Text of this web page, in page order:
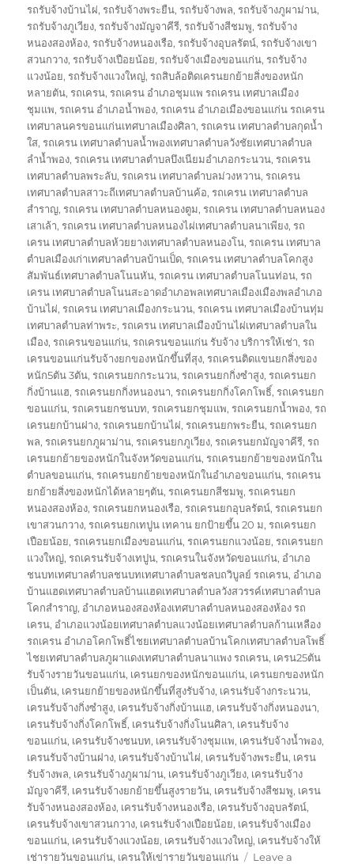
รถรับจ้างบ้านไผ่,รถรับจ้างพระยืน,รถรับจ้างพล,รถรับจ้างภูผาม่าน,
รถรับจ้างภูเวียง,รถรับจ้างมัญจาคีรี,รถรับจ้างสีชมพู,รถรับจ้าง
หนองสองห้อง,รถรับจ้างหนองเรือ,รถรับจ้างอุบลรัตน์,รถรับจ้างเขา
สวนกวาง,รถรับจ้างเปือยน้อย,รถรับจ้างเมืองขอนแก่น,รถรับจ้าง
แวงน้อย,รถรับจ้างแวงใหญ่,รถสิบล้อติดเครนยกย้ายสิ่งของหนัก
หลายตัน,รถเครน,รถเครน อำเภอชุมแพ รถเครน เทศบาลเมือง
ชุมแพ,รถเครน อำเภอน้ำพอง,รถเครน อำเภอเมืองขอนแก่น รถเครน
เทศบาลนครขอนแก่นเทศบาลเมืองศิลา,รถเครน เทศบาลตำบลกุดน้ำ
ใส,รถเครน เทศบาลตำบลน้ำพองเทศบาลตำบลวังชัยเทศบาลตำบล
ลำน้ำพอง,รถเครน เทศบาลตำบลบึงเนียมอำเภอกระนวน,รถเครน
เทศบาลตำบลพระลับ,รถเครน เทศบาลตำบลม่วงหวาน,รถเครน
เทศบาลตำบลสาวะถีเทศบาลตำบลบ้านค้อ,รถเครน เทศบาลตำบล
สำราญ,รถเครน เทศบาลตำบลหนองตูม,รถเครน เทศบาลตำบลหนอง
เสาเล้า,รถเครน เทศบาลตำบลหนองไผ่เทศบาลตำบลนาเพียง,รถ
เครน เทศบาลตำบลห้วยยางเทศบาลตำบลหนองโน,รถเครน เทศบาล
ตำบลเมืองเก่าเทศบาลตำบลบ้านเป็ด,รถเครน เทศบาลตำบลโคกสูง
สัมพันธ์เทศบาลตำบลโนนหัน,รถเครน เทศบาลตำบลโนนท่อน,รถ
เครน เทศบาลตำบลโนนสะอาดอำเภอพลเทศบาลเมืองเมืองพลอำเภอ
บ้านไผ่,รถเครน เทศบาลเมืองกระนวน,รถเครน เทศบาลเมืองบ้านทุ่ม
เทศบาลตำบลท่าพระ,รถเครน เทศบาลเมืองบ้านไผ่เทศบาลตำบลใน
เมือง,รถเครนขอนแก่น,รถเครนขอนแก่น รับจ้าง บริการให้เช่า,รถ
เครนขอนแก่นรับจ้างยกของหนักขึ้นที่สุง,รถเครนติดแขนยกสิ่งของ
หนัก5ตัน 3ตัน,รถเครนยกกระนวน,รถเครนยกกิ่งซำสูง,รถเครนยก
กิ่งบ้านแฮ,รถเครนยกกิ่งหนองนา,รถเครนยกกิ่งโคกโพธิ์,รถเครนยก
ขอนแก่น,รถเครนยกชนบท,รถเครนยกชุมแพ,รถเครนยกน้ำพอง,รถ
เครนยกบ้านฝาง,รถเครนยกบ้านไผ่,รถเครนยกพระยืน,รถเครนยก
พล,รถเครนยกภูผาม่าน,รถเครนยกภูเวียง,รถเครนยกมัญจาคีรี,รถ
เครนยกย้ายของหนักในจังหวัดขอนแก่น,รถเครนยกย้ายของหนักใน
ตำบลขอนแก่น,รถเครนยกย้ายของหนักในอำเภอขอนแก่น,รถเครน
ยกย้ายสิ่งของหนักได้หลายๆตัน,รถเครนยกสีชมพู,รถเครนยก
หนองสองห้อง,รถเครนยกหนองเรือ,รถเครนยกอุบลรัตน์,รถเครนยก
เขาสวนกวาง,รถเครนยกเทปูน เทคาน ยกป้ายขึ้น 20 ม,รถเครนยก
เปือยน้อย,รถเครนยกเมืองขอนแก่น,รถเครนยกแวงน้อย,รถเครนยก
แวงใหญ่,รถเครนรับจ้างเทปูน,รถเครนในจังหวัดขอนแก่น, อำเภอ
ชนบทเทศบาลตำบลชนบทเทศบาลตำบลชลบถวิบูลย์ รถเครน, อำเภอ
บ้านแฮดเทศบาลตำบลบ้านแฮดเทศบาลตำบลวังสวรรค์เทศบาลตำบล
โคกสำราญ, อำเภอหนองสองห้องเทศบาลตำบลหนองสองห้อง รถ
เครน, อำเภอแวงน้อยเทศบาลตำบลแวงน้อยเทศบาลตำบลก้านเหลือง
รถเครน อำเภอโคกโพธิ์ไชยเทศบาลตำบลบ้านโคกเทศบาลตำบลโพธิ์
ไชยเทศบาลตำบลภูผาแดงเทศบาลตำบลนาแพง รถเครน, เครน25ตัน
รับจ้างรายวันขอนแก่น, เครนยกของหนักขอนแก่น, เครนยกของหนัก
เป็นตัน, เครนยกย้ายของหนักขึ้นที่สูงรับจ้าง, เครนรับจ้างกระนวน,
เครนรับจ้างกิ่งซำสูง, เครนรับจ้างกิ่งบ้านแฮ, เครนรับจ้างกิ่งหนองนา,
เครนรับจ้างกิ่งโคกโพธิ์, เครนรับจ้างกิ่งโนนศิลา, เครนรับจ้าง
ขอนแก่น, เครนรับจ้างชนบท, เครนรับจ้างชุมแพ, เครนรับจ้างน้ำพอง,
เครนรับจ้างบ้านฝาง, เครนรับจ้างบ้านไผ่, เครนรับจ้างพระยืน, เครน
รับจ้างพล, เครนรับจ้างภูผาม่าน, เครนรับจ้างภูเวียง, เครนรับจ้าง
มัญจาคีรี, เครนรับจ้างยกย้ายขึ้นสูงรายวัน, เครนรับจ้างสีชมพู, เครน
รับจ้างหนองสองห้อง, เครนรับจ้างหนองเรือ, เครนรับจ้างอุบลรัตน์,
เครนรับจ้างเขาสวนกวาง, เครนรับจ้างเปือยน้อย, เครนรับจ้างเมือง
ขอนแก่น, เครนรับจ้างแวงน้อย, เครนรับจ้างแวงใหญ่, เครนรับจ้างให้
เช่ารายวันขอนแก่น, เครนให้เข่ารายวันขอนแก่น
Leave a